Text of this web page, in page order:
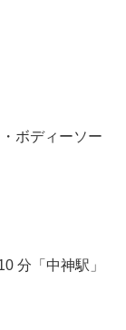
ボディーソー
分「中神駅」